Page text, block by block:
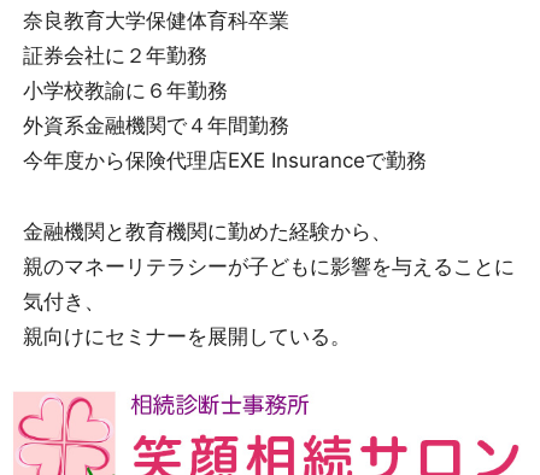
奈良教育大学保健体育科卒業
証券会社に２年勤務
小学校教諭に６年勤務
外資系金融機関で４年間勤務
今年度から保険代理店EXE Insuranceで勤務
金融機関と教育機関に勤めた経験から、
親のマネーリテラシーが子どもに影響を与えることに
気付き、
親向けにセミナーを展開している。